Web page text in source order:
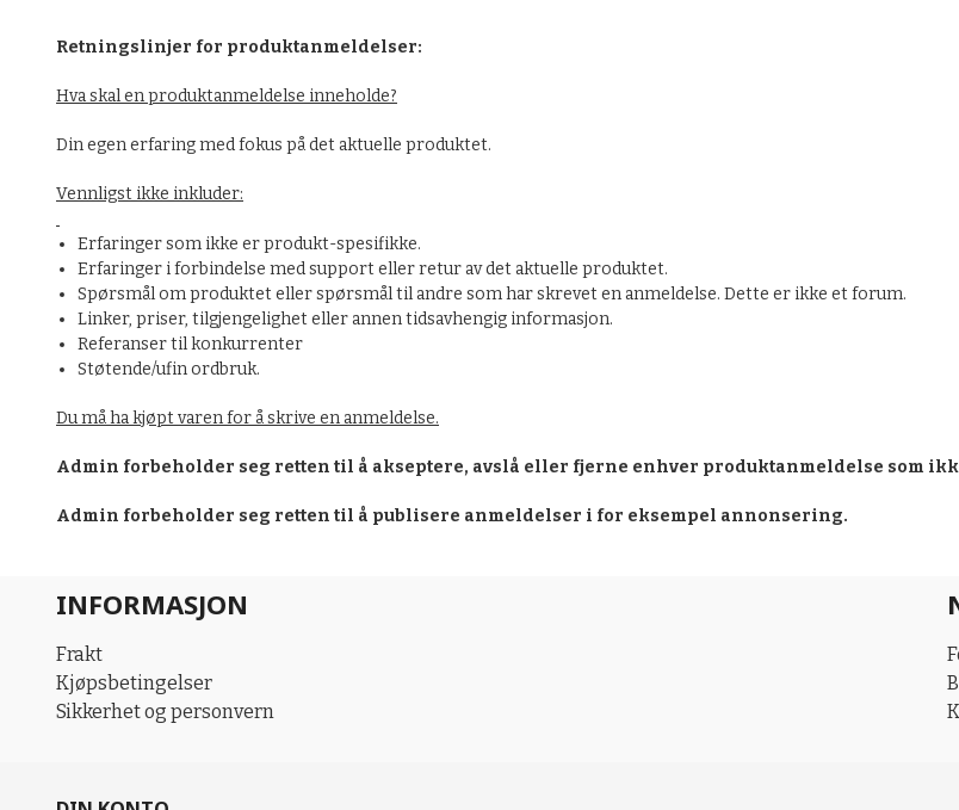
Retningslinjer for produktanmeldelser:
Hva skal en produktanmeldelse inneholde?
Din egen erfaring med fokus på det aktuelle produktet.
Vennligst ikke inkluder:
Erfaringer som ikke er produkt-spesifikke.
Erfaringer i forbindelse med support eller retur av det aktuelle produktet.
Spørsmål om produktet eller spørsmål til andre som har skrevet en anmeldelse. Dette er ikke et forum.
Linker, priser, tilgjengelighet eller annen tidsavhengig informasjon.
Referanser til konkurrenter
Støtende/ufin ordbruk.
Du må ha kjøpt varen for å skrive en anmeldelse.
Admin forbeholder seg retten til å akseptere, avslå eller fjerne enhver produktanmeldelse som
Admin forbeholder seg retten til å publisere anmeldelser i for eksempel annonsering.
INFORMASJON
Frakt
Kjøpsbetingelser
Sikkerhet og personvern